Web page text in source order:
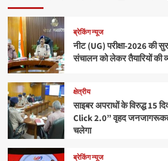
ब्रेकिंग न्यूज
नीट (UG) परीक्षा-2026 की
संचालन को लेकर तैयारियों की
क्षेत्रीय
साइबर अपराधों के विरुद्ध 15
Click 2.0” वृहद
चलेगा
ब्रेकिंग न्यूज